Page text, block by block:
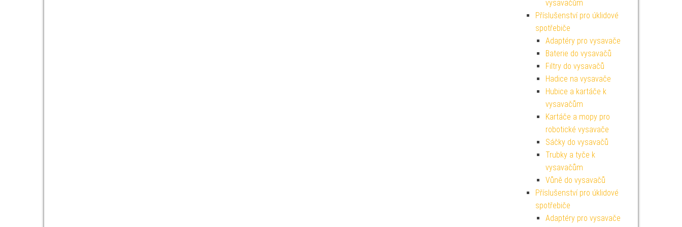
vysavačům
Příslušenství pro úklidové
spotřebiče
Adaptéry pro vysavače
Baterie do vysavačů
Filtry do vysavačů
Hadice na vysavače
Hubice a kartáče k
vysavačům
Kartáče a mopy pro
robotické vysavače
Sáčky do vysavačů
Trubky a tyče k
vysavačům
Vůně do vysavačů
Příslušenství pro úklidové
spotřebiče
Adaptéry pro vysavače